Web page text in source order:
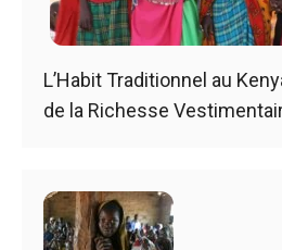
L’Habit Traditionnel au
de la Richesse